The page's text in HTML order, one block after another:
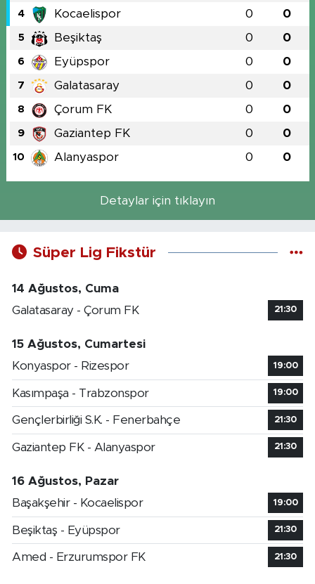
4 Kocaelispor 0 0
5 Beşiktaş 0 0
6 Eyüpspor 0 0
7 Galatasaray 0 0
8 Çorum FK 0 0
9 Gaziantep FK 0 0
10 Alanyaspor 0 0
Detaylar için tıklayın
Süper Lig Fikstür
14 Ağustos, Cuma
Galatasaray - Çorum FK
21:30
15 Ağustos, Cumartesi
Konyaspor - Rizespor
19:00
Kasımpaşa - Trabzonspor 19:00
Gençlerbirliği S.K. - Fenerbahçe 21:30
Gaziantep FK - Alanyaspor 21:30
16 Ağustos, Pazar
Başakşehir - Kocaelispor
19:00
Beşiktaş - Eyüpspor 21:30
Amed - Erzurumspor FK 21:30